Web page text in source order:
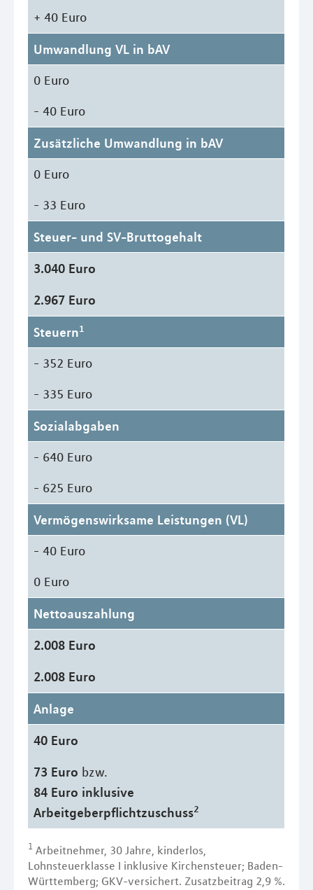
+ 40 Euro
Umwandlung VL in bAV
0 Euro
- 40 Euro
Zusätzliche Umwandlung in bAV
0 Euro
- 33 Euro
Steuer- und SV-Bruttogehalt
3.040 Euro
2.967 Euro
Steuern1
- 352 Euro
- 335 Euro
Sozialabgaben
- 640 Euro
- 625 Euro
Vermögenswirksame Leistungen (VL)
- 40 Euro
0 Euro
Nettoauszahlung
2.008 Euro
2.008 Euro
Anlage
40 Euro
73 Euro bzw.
84 Euro inklusive
Arbeitgeberpflichtzuschuss2
1 Arbeitnehmer, 30 Jahre, kinderlos,
Lohnsteuerklasse I inklusive Kirchensteuer; Baden-
Württemberg; GKV-versichert. Zusatzbeitrag 2,9 %.